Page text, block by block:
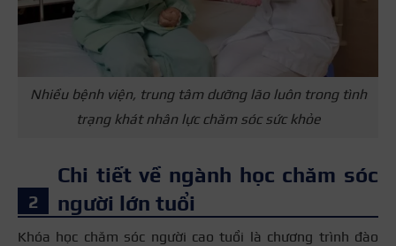
Nhiều bệnh viện, trung tâm dưỡng lão luôn trong tình
trạng khát nhân lực chăm sóc sức khỏe
Chi tiết về ngành học chăm sóc
người lớn tuổi
Khóa học chăm sóc người cao tuổi là chương trình đào